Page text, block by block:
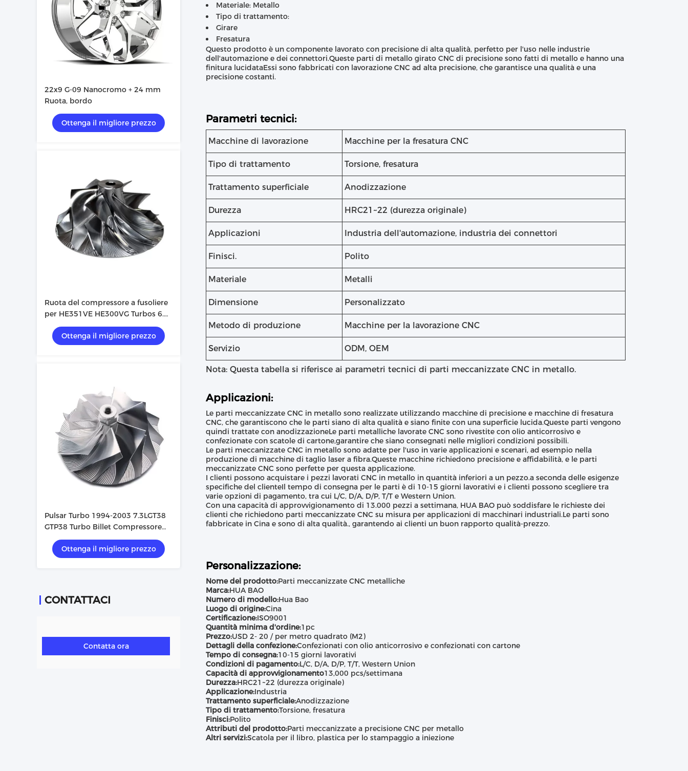
22x9 G-09 Nanocromo + 24 mm
Ruota, bordo
Ottenga il migliore prezzo
Ruota del compressore a fusoliere
per HE351VE HE300VG Turbos 6.7l
Cummins
Ottenga il migliore prezzo
Pulsar Turbo 1994-2003 7.3LGT38
GTP38 Turbo Billet Compressore
Ruota
Ottenga il migliore prezzo
CONTATTACI
Contatta ora
Materiale: Metallo
Tipo di trattamento:
Girare
Fresatura
Questo prodotto è un componente lavorato con precisione di alta qualità, perfetto per l'uso nelle industrie
dell'automazione e dei connettori.Queste parti di metallo girato CNC di precisione sono fatti di metallo e hanno una
finitura lucidataEssi sono fabbricati con lavorazione CNC ad alta precisione, che garantisce una qualità e una
precisione costanti.
Parametri tecnici:
Macchine di lavorazione Macchine per la fresatura CNC
Tipo di trattamento Torsione, fresatura
Trattamento superficiale Anodizzazione
Durezza HRC21~22 (durezza originale)
Applicazioni Industria dell'automazione, industria dei connettori
Finisci. Polito
Materiale Metalli
Dimensione Personalizzato
Metodo di produzione Macchine per la lavorazione CNC
Servizio ODM, OEM
Nota: Questa tabella si riferisce ai parametri tecnici di parti meccanizzate CNC in metallo.
Applicazioni:
Le parti meccanizzate CNC in metallo sono realizzate utilizzando macchine di precisione e macchine di fresatura
CNC, che garantiscono che le parti siano di alta qualità e siano finite con una superficie lucida.Queste parti vengono
quindi trattate con anodizzazioneLe parti metalliche lavorate CNC sono rivestite con olio anticorrosivo e
confezionate con scatole di cartone,garantire che siano consegnati nelle migliori condizioni possibili.
Le parti meccanizzate CNC in metallo sono adatte per l'uso in varie applicazioni e scenari, ad esempio nella
produzione di macchine di taglio laser a fibra.Queste macchine richiedono precisione e affidabilità, e le parti
meccanizzate CNC sono perfette per questa applicazione.
I clienti possono acquistare i pezzi lavorati CNC in metallo in quantità inferiori a un pezzo.a seconda delle esigenze
specifiche del clienteIl tempo di consegna per le parti è di 10-15 giorni lavorativi e i clienti possono scegliere tra
varie opzioni di pagamento, tra cui L/C, D/A, D/P, T/T e Western Union.
Con una capacità di approvvigionamento di 13.000 pezzi a settimana, HUA BAO può soddisfare le richieste dei
clienti che richiedono parti meccanizzate CNC su misura per applicazioni di macchinari industriali.Le parti sono
fabbricate in Cina e sono di alta qualità., garantendo ai clienti un buon rapporto qualità-prezzo.
Personalizzazione:
Nome del prodotto:Parti meccanizzate CNC metalliche
Marca:HUA BAO
Numero di modello:Hua Bao
Luogo di origine:Cina
Certificazione:ISO9001
Quantità minima d'ordine:1pc
Prezzo:USD 2- 20 / per metro quadrato (M2)
Dettagli della confezione:Confezionati con olio anticorrosivo e confezionati con cartone
Tempo di consegna:10-15 giorni lavorativi
Condizioni di pagamento:L/C, D/A, D/P, T/T, Western Union
Capacità di approvvigionamento13,000 pcs/settimana
Durezza:HRC21~22 (durezza originale)
Applicazione:Industria
Trattamento superficiale:Anodizzazione
Tipo di trattamento:Torsione, fresatura
Finisci:Polito
Attributi del prodotto:Parti meccanizzate a precisione CNC per metallo
Altri servizi:Scatola per il libro, plastica per lo stampaggio a iniezione